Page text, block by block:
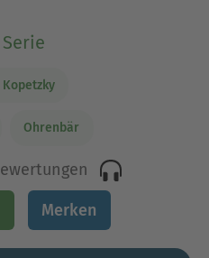
Serie
Ohrenbär
Merken